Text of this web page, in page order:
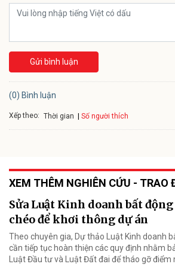
Gửi bình luận
(0) Bình luận
Xếp theo: Thời gian Số người thích
XEM THÊM NGHIÊN CỨU - TRAO
Sửa Luật Kinh doanh bất
chéo để khơi thông dự án
Theo chuyên gia, Dự thảo Luật Kinh doanh
cần tiếp tục hoàn thiện các quy định nhằm
Luật Đầu tư và Luật Đất đai để tháo gỡ điểm